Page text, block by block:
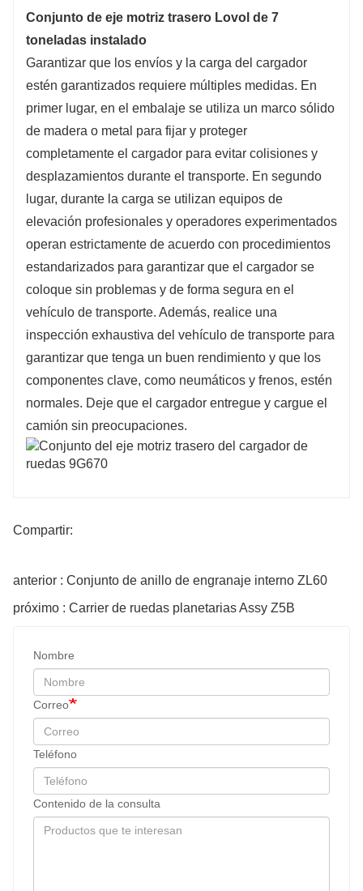
Conjunto de eje motriz trasero Lovol de 7
toneladas instalado
Garantizar que los envíos y la carga del cargador
estén garantizados requiere múltiples medidas. En
primer lugar, en el embalaje se utiliza un marco sólido
de madera o metal para fijar y proteger
completamente el cargador para evitar colisiones y
desplazamientos durante el transporte. En segundo
lugar, durante la carga se utilizan equipos de
elevación profesionales y operadores experimentados
operan estrictamente de acuerdo con procedimientos
estandarizados para garantizar que el cargador se
coloque sin problemas y de forma segura en el
vehículo de transporte. Además, realice una
inspección exhaustiva del vehículo de transporte para
garantizar que tenga un buen rendimiento y que los
componentes clave, como neumáticos y frenos, estén
normales. Deje que el cargador entregue y cargue el
camión sin preocupaciones.
Compartir:
anterior : Conjunto de anillo de engranaje interno ZL60
próximo : Carrier de ruedas planetarias Assy Z5B
Nombre
Correo
Teléfono
Contenido de la consulta